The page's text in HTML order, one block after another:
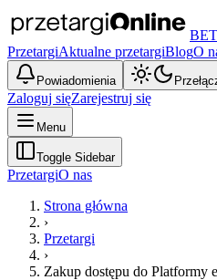
PrzetargiAktualne przetargiBlogO
Powiadomienia
Zaloguj sięZarejestruj się
Menu
Toggle Sidebar
PrzetargiO nas
Strona główna
›
Przetargi
›
Zakup dostępu do Platformy